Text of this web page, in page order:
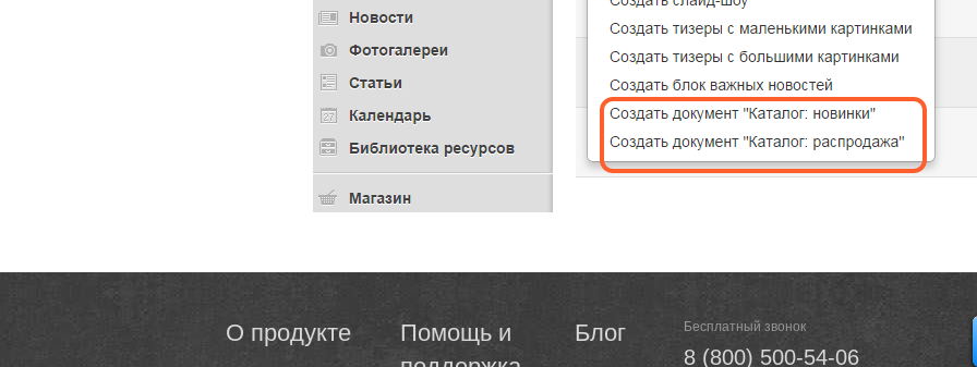
О продукте
Помощь и
Блог Бесплатный звонок
8 (800) 500-54-06